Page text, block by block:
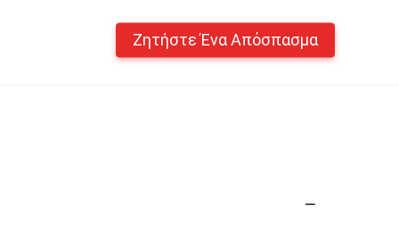
Ζητήστε Ένα Απόσπασμα